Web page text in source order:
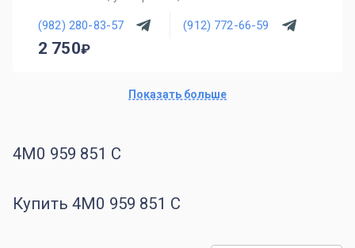
(982) 280-83-57 (912) 772-66-59
2 750
Показать больше
4M0 959 851 C
Купить 4M0 959 851 C